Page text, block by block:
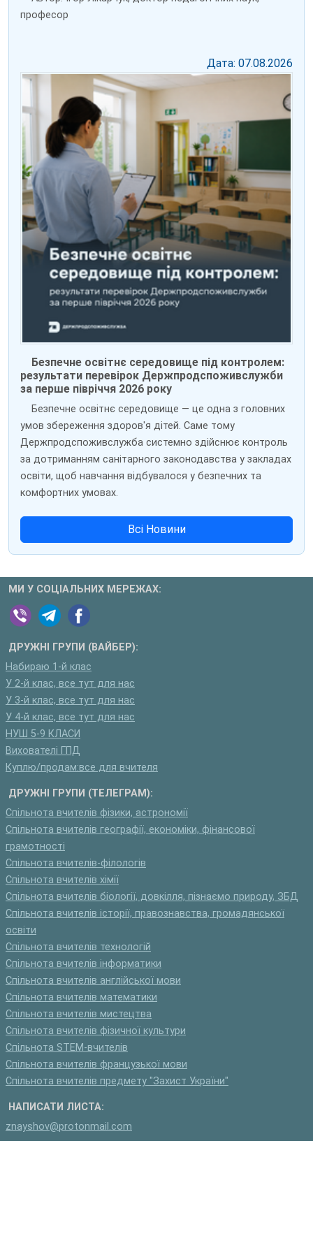
професор
Дата: 07.08.2026
Безпечне освітнє середовище під контролем:
результати перевірок Держпродспоживслужби
за перше півріччя 2026 року
Безпечне освітнє середовище — це одна з головних
умов збереження здоров'я дітей. Саме тому
Держпродспоживслужба системно здійснює контроль
за дотриманням санітарного законодавства у закладах
освіти, щоб навчання відбувалося у безпечних та
комфортних умовах.
Всі Новини
МИ У СОЦІАЛЬНИХ МЕРЕЖАХ:
ДРУЖНІ ГРУПИ (ВАЙБЕР):
Набираю 1-й клас
У 2-й клас, все тут для нас
У 3-й клас, все тут для нас
У 4-й клас, все тут для нас
НУШ 5-9 КЛАСИ
Вихователі ГПД
Куплю/продам:все для вчителя
ДРУЖНІ ГРУПИ (ТЕЛЕГРАМ):
Спільнота вчителів фізики, астрономії
Спільнота вчителів географії, економіки, фінансової
грамотності
Спільнота вчителів-філологів
Спільнота вчителів хімії
Спільнота вчителів біології, довкілля, пізнаємо природу, ЗБД
Спільнота вчителів історії, правознавства, громадянської
освіти
Спільнота вчителів технологій
Спільнота вчителів інформатики
Спільнота вчителів англійської мови
Спільнота вчителів математики
Спільнота вчителів мистецтва
Спільнота вчителів фізичної культури
Спільнота STEM-вчителів
Спільнота вчителів французької мови
Спільнота вчителів предмету "Захист України"
НАПИСАТИ ЛИСТА:
znayshov@protonmail.com